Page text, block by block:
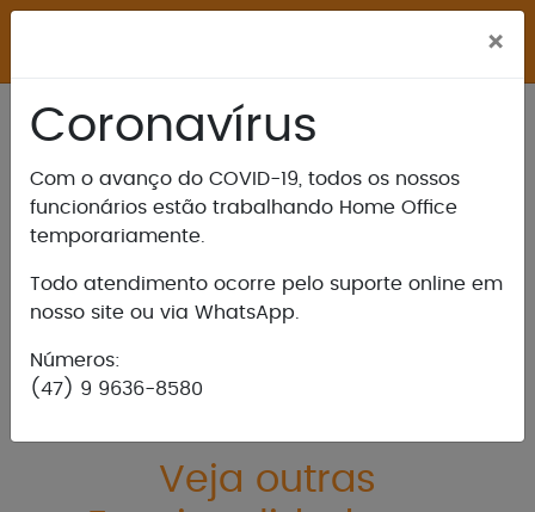
mais / Ocultar
Cadastro de Gabaritos de
Treinos
Veja outras
×
Coronavírus
Com o avanço do COVID-19, todos os nossos
funcionários estão trabalhando Home Office
temporariamente.
Todo atendimento ocorre pelo suporte online em
nosso site ou via WhatsApp.
Números:
(47) 9 9636-8580